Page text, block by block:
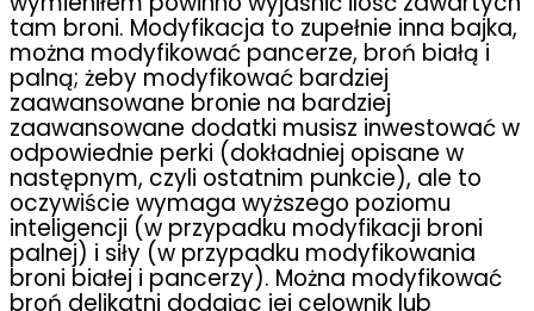
tam broni. Modyfikacja to zupełnie inna bajka,
można modyfikować pancerze, broń białą i
palną; żeby modyfikować bardziej
zaawansowane bronie na bardziej
zaawansowane dodatki musisz inwestować w
odpowiednie perki (dokładniej opisane w
następnym, czyli ostatnim punkcie), ale to
oczywiście wymaga wyższego poziomu
inteligencji (w przypadku modyfikacji broni
palnej) i siły (w przypadku modyfikowania
broni białej i pancerzy). Można modyfikować
broń delikatni dodając jej celownik lub